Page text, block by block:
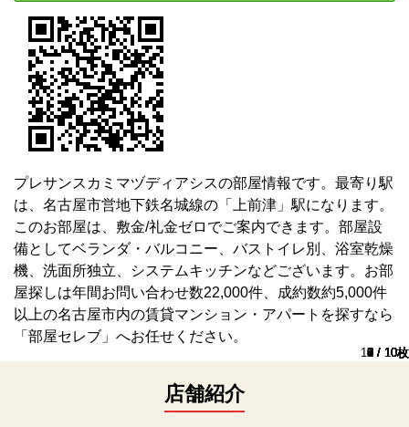
1 / 10枚
2 / 10枚
3 / 10枚
4 / 10枚
5 / 10枚
6 / 10枚
7 / 10枚
8 / 10枚
9 / 10枚
10 / 10枚
プレサンスカミマヅディアシスの部屋情報です。最寄り駅
は、名古屋市営地下鉄名城線の「上前津」駅になります。
このお部屋は、敷金/礼金ゼロでご案内できます。部屋設
備としてベランダ・バルコニー、バストイレ別、浴室乾燥
機、洗面所独立、システムキッチンなどございます。お部
屋探しは年間お問い合わせ数22,000件、成約数約5,000件
以上の名古屋市内の賃貸マンション・アパートを探すなら
「部屋セレブ」へお任せください。
店舗紹介